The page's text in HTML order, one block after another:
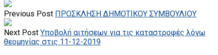
Previous Post ΠΡΟΣΚΛΗΣΗ ΔΗΜΟΤΙΚΟΥ ΣΥΜΒΟΥΛΙΟΥ
Next Post Υποβολή αιτήσεων για τις καταστροφές λόγω
θεομηνίας στις 11-12-2019